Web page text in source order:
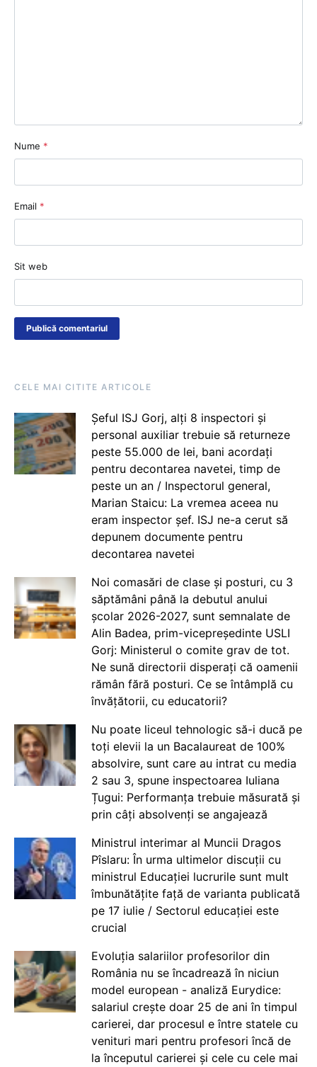
Nume *
Email *
Sit web
CELE MAI CITITE ARTICOLE
Șeful ISJ Gorj, alți 8 inspectori și
personal auxiliar trebuie să returneze
peste 55.000 de lei, bani acordați
pentru decontarea navetei, timp de
peste un an / Inspectorul general,
Marian Staicu: La vremea aceea nu
eram inspector șef. ISJ ne-a cerut să
depunem documente pentru
decontarea navetei
Noi comasări de clase și posturi, cu 3
săptămâni până la debutul anului
școlar 2026-2027, sunt semnalate de
Alin Badea, prim-vicepreședinte USLI
Gorj: Ministerul o comite grav de tot.
Ne sună directorii disperați că oamenii
rămân fără posturi. Ce se întâmplă cu
învățătorii, cu educatorii?
Nu poate liceul tehnologic să-i ducă pe
toți elevii la un Bacalaureat de 100%
absolvire, sunt care au intrat cu media
2 sau 3, spune inspectoarea Iuliana
Țugui: Performanța trebuie măsurată și
prin câți absolvenți se angajează
Ministrul interimar al Muncii Dragos
Pîslaru: În urma ultimelor discuții cu
ministrul Educației lucrurile sunt mult
îmbunătățite față de varianta publicată
pe 17 iulie / Sectorul educației este
crucial
Evoluția salariilor profesorilor din
România nu se încadrează în niciun
model european - analiză Eurydice:
salariul crește doar 25 de ani în timpul
carierei, dar procesul e între statele cu
venituri mari pentru profesori încă de
la începutul carierei și cele cu cele mai